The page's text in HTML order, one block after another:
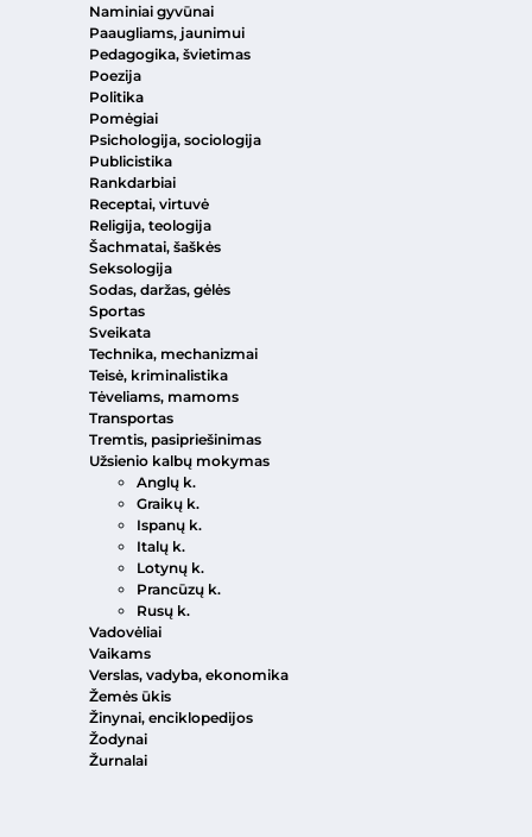
Naminiai gyvūnai
Paaugliams, jaunimui
Pedagogika, švietimas
Poezija
Politika
Pomėgiai
Psichologija, sociologija
Publicistika
Rankdarbiai
Receptai, virtuvė
Religija, teologija
Šachmatai, šaškės
Seksologija
Sodas, daržas, gėlės
Sportas
Sveikata
Technika, mechanizmai
Teisė, kriminalistika
Tėveliams, mamoms
Transportas
Tremtis, pasipriešinimas
Užsienio kalbų mokymas
Anglų k.
Graikų k.
Ispanų k.
Italų k.
Lotynų k.
Prancūzų k.
Rusų k.
Vadovėliai
Vaikams
Verslas, vadyba, ekonomika
Žemės ūkis
Žinynai, enciklopedijos
Žodynai
Žurnalai